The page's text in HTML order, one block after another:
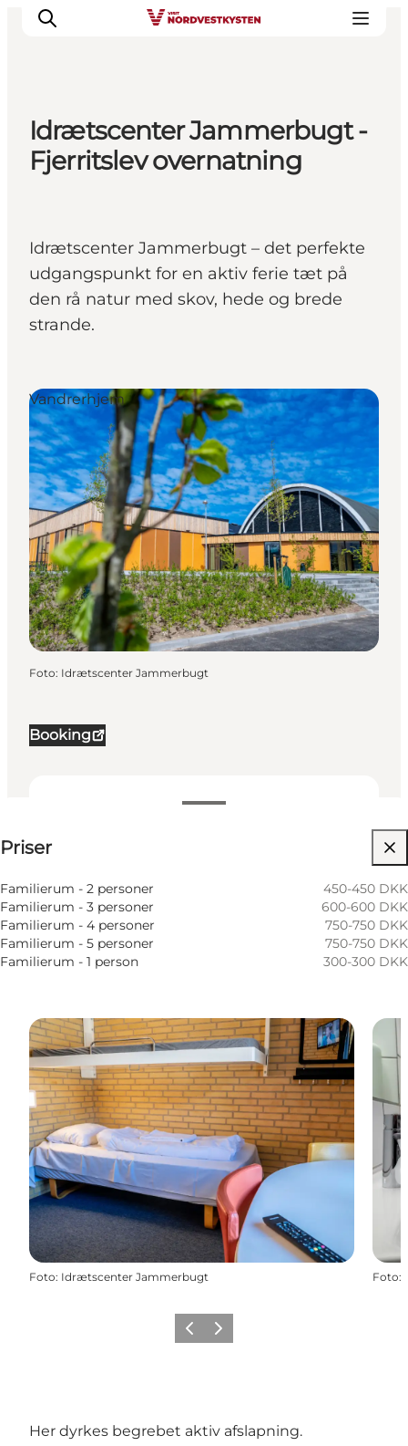
Feriesteder
Inspiration
Overnatning
Planlæg din ferie
Idrætscenter Jammerbugt -
Fjerritslev overnatning
Idrætscenter Jammerbugt – det perfekte
udgangspunkt for en aktiv ferie tæt på
den rå natur med skov, hede og brede
strande.
Booking
Priser
Familierum - 2 personer
450-450 DKK
Familierum - 3 personer
600-600 DKK
Familierum - 4 personer
750-750 DKK
Familierum - 5 personer
750-750 DKK
Familierum - 1 person
300-300 DKK
Hunde tilladt
Vandrerhjem
Foto: Idrætscenter Jammerbugt
Foto: Idrætscenter Jammerbugt Foto:
ForrigeNæste
Her dyrkes begrebet aktiv afslapning.